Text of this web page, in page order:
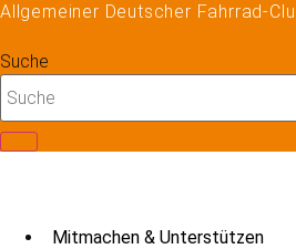
Zum
springen
Allgemeiner Deutscher Fahrrad-
Suche
Mitmachen & Unterstützen